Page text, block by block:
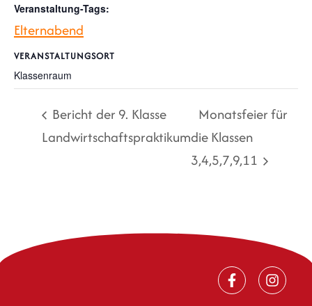
Veranstaltung-Tags:
Elternabend
VERANSTALTUNGSORT
Klassenraum
Bericht der 9. Klasse
Landwirtschaftspraktikum
Monatsfeier für
die Klassen
3,4,5,7,9,11